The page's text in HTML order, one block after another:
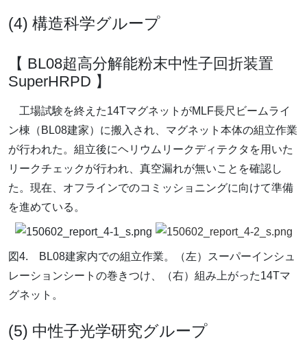
(4) 構造科学グループ
【 BL08超高分解能粉末中性子回折装置
SuperHRPD 】
工場試験を終えた14TマグネットがMLF長尺ビームライ
ン棟（BL08建家）に搬入され、マグネット本体の組立作業
が行われた。組立後にヘリウムリークディテクタを用いた
リークチェックが行われ、真空漏れが無いことを確認し
た。現在、オフラインでのコミッショニングに向けて準備
を進めている。
図4. BL08建家内での組立作業。（左）スーパーインシュ
レーションシートの巻きつけ、（右）組み上がった14Tマ
グネット。
(5) 中性子光学研究グループ